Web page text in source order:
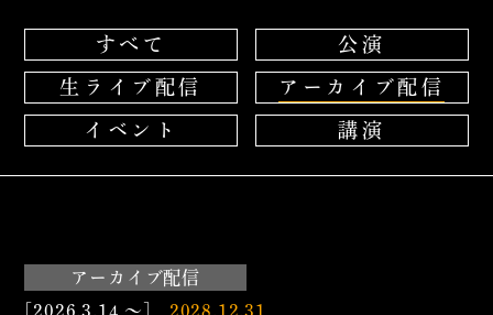
すべて 公演
生ライブ配信 アーカイブ配信
イベント 講演
アーカイブ配信
[2026.3.14 ～]
2028.12.31